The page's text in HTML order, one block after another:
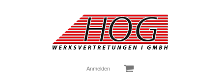
Anmelden